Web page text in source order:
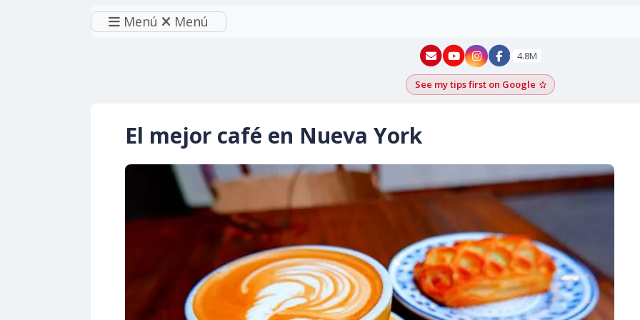
Menú Menú
New York - YouTube
New York - Instagram
4.8M
See my tips first on GoogleAdd as a Google
El mejor café en Nueva York